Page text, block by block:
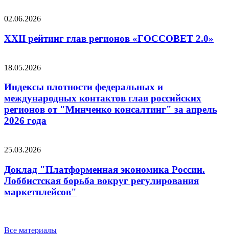
02.06.2026
XXII рейтинг глав регионов «ГОССОВЕТ 2.0»
18.05.2026
Индексы плотности федеральных и
международных контактов глав российских
регионов от "Минченко консалтинг" за апрель
2026 года
25.03.2026
Доклад "Платформенная экономика России.
Лоббистская борьба вокруг регулирования
маркетплейсов"
Все материалы